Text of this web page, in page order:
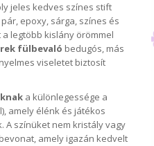
jeles kedves színes stift
epoxy, sárga, színes és
legtöbb kislány örömmel
fülbevaló bedugós, más
viseletet biztosít
a különlegessége a
amely élénk és játékos
A színüket nem kristály vagy
amely igazán kedvelt